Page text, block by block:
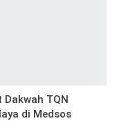
Dakwah TQN
di Medsos